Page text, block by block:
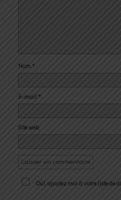
Nom *
E-mail *
Site web
Oui, ajoutez moi à votre liste de